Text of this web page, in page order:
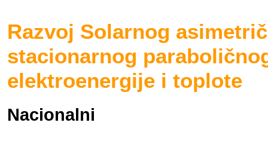
Razvoj Solarnog
stacionarnog
elektroenergije i toplote
Nacionalni